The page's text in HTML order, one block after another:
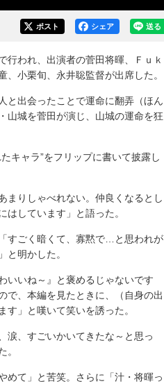
送る
シェア
ポスト
われ、出演者の菅田将暉、Ｆｕｋ
小栗旬、永井聡監督が出席した。
と出会ったことで運命に翻弄（ほん
山城を菅田が演じ、山城の運命を狂
キャラ”をフリップに書いて披露し
りしゃべれない。仲良くなるとし
しています」と語った。
すごく暗くて、寡黙で…と思われが
と明かした。
いいね～』と褒めるじゃないです
で、本編を見たときに、（自身の出
」と嘆いて笑いを誘った。
涙、すごいかいてきたな～と思っ
。
て」と苦笑。さらに「汁・将暉っ